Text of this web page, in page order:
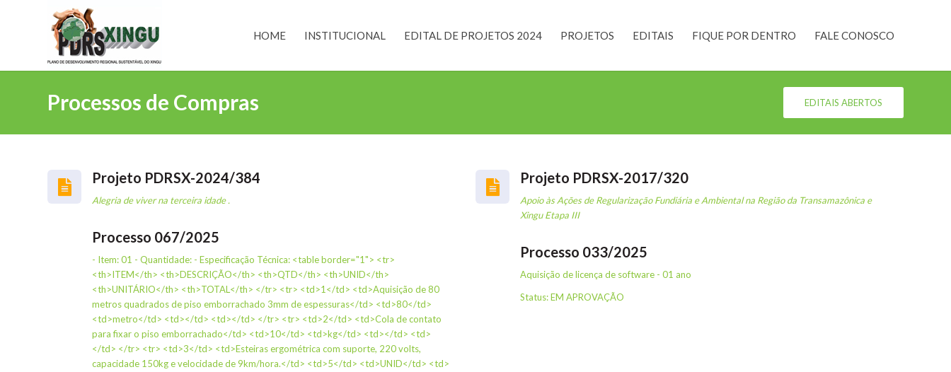
HOME INSTITUCIONAL EDITAL DE PROJETOS 2024 PROJETOS EDITAIS FIQUE POR DENTRO FALE CONOSCO
Processos de Compras EDITAIS ABERTOS
Projeto PDRSX-2024/384
Alegria de viver na terceira idade .
Processo 067/2025
- Item: 01 - Quantidade: - Especificação Técnica: <table border="1"> <tr>
<th>ITEM</th> <th>DESCRIÇÃO</th> <th>QTD</th> <th>UNID</th>
<th>UNITÁRIO</th> <th>TOTAL</th> </tr> <tr> <td>1</td> <td>Aquisição de 80
metros quadrados de piso emborrachado 3mm de espessuras</td> <td>80</td>
<td>metro</td> <td></td> <td></td> </tr> <tr> <td>2</td> <td>Cola de contato
para fixar o piso emborrachado</td> <td>10</td> <td>kg</td> <td></td> <td>
</td> </tr> <tr> <td>3</td> <td>Esteiras ergométrica com suporte, 220 volts,
capacidade 150kg e velocidade de 9km/hora.</td> <td>5</td> <td>UNID</td> <td>
Projeto PDRSX-2017/320
Apoio às Ações de Regularização Fundiária e Ambiental na Região da Transamazônica e
Xingu Etapa III
Processo 033/2025
Aquisição de licença de software - 01 ano
Status: EM APROVAÇÃO